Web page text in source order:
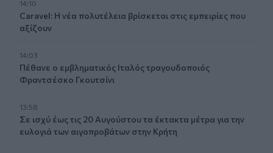
14:10
Caravel: Η νέα πολυτέλεια βρίσκεται στις εμπειρίες που
αξίζουν
14:03
Πέθανε ο εμβληματικός Ιταλός τραγουδοποιός
Φραντσέσκο Γκουτσίνι
13:58
Σε ισχύ έως τις 20 Αυγούστου τα έκτακτα μέτρα για την
ευλογιά των αιγοπροβάτων στην Κρήτη